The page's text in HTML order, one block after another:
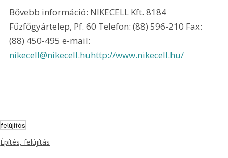
Bővebb információ: NIKECELL Kft. 8184
Fűzfőgyártelep, Pf. 60 Telefon: (88) 596-210 Fax:
(88) 450-495 e-mail:
nikecell@nikecell.huhttp://www.nikecell.hu/
felújítás
Építés, felújítás